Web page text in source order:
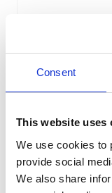
Consent
This website uses
We use cookies to
provide social
We also share